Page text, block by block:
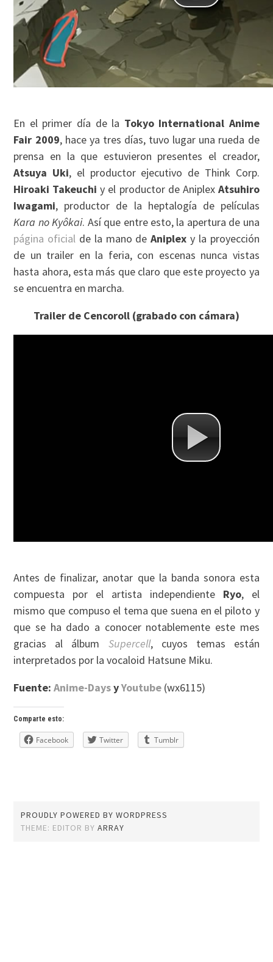
En el primer día de la Tokyo International Anime
Fair 2009, hace ya tres días, tuvo lugar una rueda de
prensa en la que estuvieron presentes el creador,
Atsuya Uki, el productor ejecutivo de Think Corp.
Hiroaki Takeuchi y el productor de Aniplex Atsuhiro
Iwagami, productor de la heptalogía de películas
Kara no Kyôkai. Así que entre esto, la apertura de una
página oficial de la mano deAniplex y la proyección
de un trailer en la feria, con escenas nunca vistas
hasta ahora, esta más que claro que este proyecto ya
se encuentra en marcha.
Trailer de Cencoroll (grabado con cámara)
Antes de finalizar, anotar que la banda sonora esta
compuesta por el artista independiente Ryo, el
mismo que compuso el tema que suena en el piloto y
que se ha dado a conocer notablemente este mes
gracias al álbum Supercell, cuyos temas están
interpretados por la vocaloid Hatsune Miku.
Fuente:Anime-DaysyYoutube (wx6115)
Comparte esto:
Facebook Twitter Tumblr
PROUDLY POWERED BY WORDPRESS
THEME: EDITOR BYARRAY